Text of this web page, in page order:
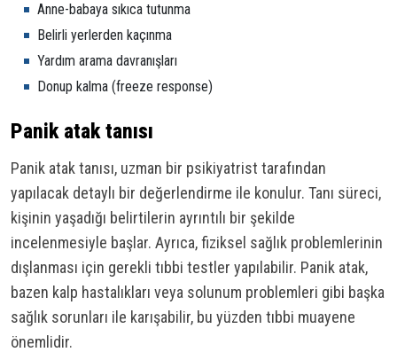
Anne-babaya sıkıca tutunma
Belirli yerlerden kaçınma
Yardım arama davranışları
Donup kalma (freeze response)
Panik atak tanısı
Panik atak tanısı, uzman bir psikiyatrist tarafından
yapılacak detaylı bir değerlendirme ile konulur. Tanı süreci,
kişinin yaşadığı belirtilerin ayrıntılı bir şekilde
incelenmesiyle başlar. Ayrıca, fiziksel sağlık problemlerinin
dışlanması için gerekli tıbbi testler yapılabilir. Panik atak,
bazen kalp hastalıkları veya solunum problemleri gibi başka
sağlık sorunları ile karışabilir, bu yüzden tıbbi muayene
önemlidir.